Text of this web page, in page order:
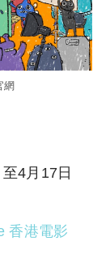
網
4月17日
香港電影